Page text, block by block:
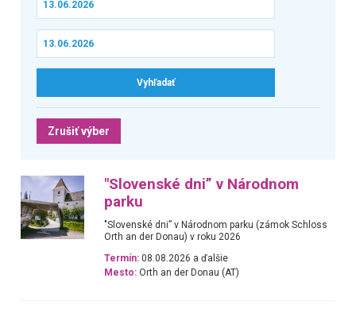
Zrušiť výber
"Slovenské dni” v Národnom
parku
"Slovenské dni” v Národnom parku (zámok Schloss
Orth an der Donau) v roku 2026
Termín: 08.08.2026 a ďalšie
Mesto: Orth an der Donau (AT)